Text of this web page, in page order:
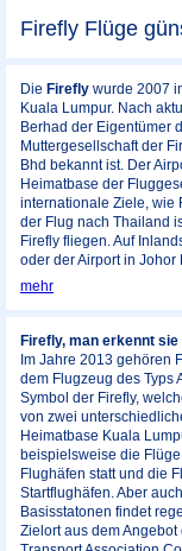
Firefly Flüge
Die Firefly wurde 2007
Kuala Lumpur. Nach
Berhad der Eigentümer
Muttergesellschaft der
Bhd bekannt ist. Der
Heimatbase der
internationale Ziele, wie
der Flug nach Thailand
Firefly fliegen. Auf
oder der Airport in
mehr
Firefly, man erkennt
Im Jahre 2013 gehören
dem Flugzeug des Typs
Symbol der Firefly,
von zwei
Heimatbase Kuala
beispielsweise die
Flughäfen statt und die
Startflughäfen. Aber
Basisstatonen findet
Zielort aus dem